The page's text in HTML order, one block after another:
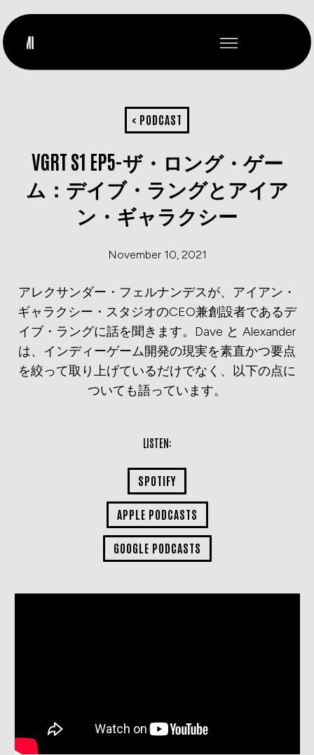
< PODCAST
VGRT S1 EP5-ザ・ロング・ゲー
ム：デイブ・ラングとアイア
ン・ギャラクシー
November 10, 2021
アレクサンダー・フェルナンデスが、アイアン・
ギャラクシー・スタジオのCEO兼創設者であるデ
イブ・ラングに話を聞きます。Dave と Alexander
は、インディーゲーム開発の現実を素直かつ要点
を絞って取り上げているだけでなく、以下の点に
ついても語っています。
LISTEN:
SPOTIFY
APPLE PODCASTS
GOOGLE PODCASTS